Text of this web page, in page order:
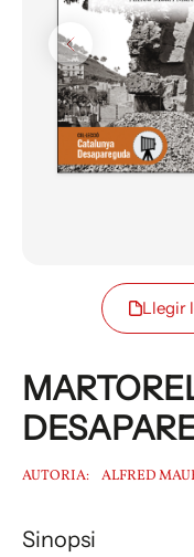
Llegir
AUTORIA: ALFRED
Sinopsi